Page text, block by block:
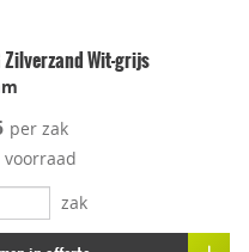
Zilverzand Wit-grijs
per zak
voorraad
zak